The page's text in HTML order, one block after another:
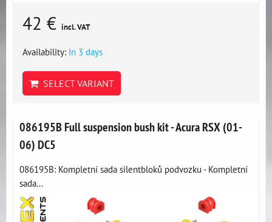
42 € incl. VAT
Availability: In 3 days
SELECT VARIANT
086195B Full suspension bush kit - Acura RSX (01-
06) DC5
086195B: Kompletní sada silentbloků podvozku - Kompletní
sada...